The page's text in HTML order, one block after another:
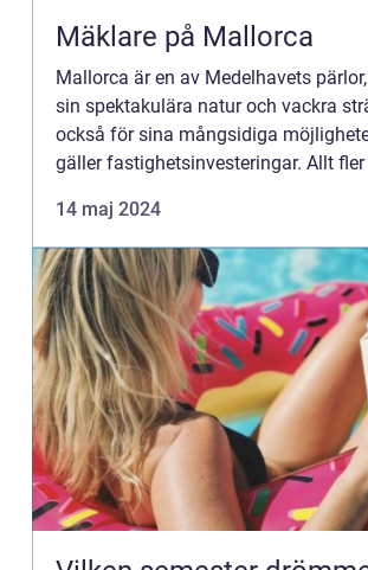
Mäklare på Mallorca
Mallorca är en av Medelhavets
sin spektakulära natur och vackra
också för sina mångsidiga
gäller fastighetsinvesteringar. Allt fler
14 maj 2024